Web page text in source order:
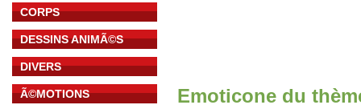
CORPS
DESSINS ANIMÃ©S
DIVERS
Ã©MOTIONS Emoticone du